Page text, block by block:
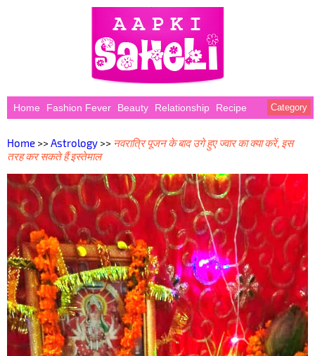
Home Fashion Fever Beauty Relationship Recipe Category
Home >>Astrology >> नवरात्रि पूजन के बाद उगे हुए ज्वार का क्या करें, इस
तरह कर सकते हैं इस्तेमाल